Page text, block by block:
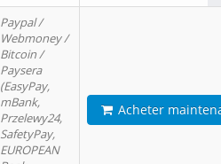
Paypal /
Webmoney /
Bitcoin /
Paysera
(EasyPay,
mBank,
Przelewy24,
SafetyPay,
EUROPEAN
Acheter